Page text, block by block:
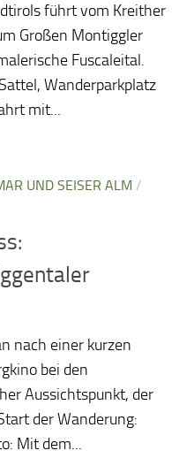
führt vom Kreither
Großen Montiggler
Fuscaleital.
Wanderparkplatz
mit...
UND SEISER ALM /
nach einer kurzen
bei den
Aussichtspunkt, der
der Wanderung:
Mit dem...